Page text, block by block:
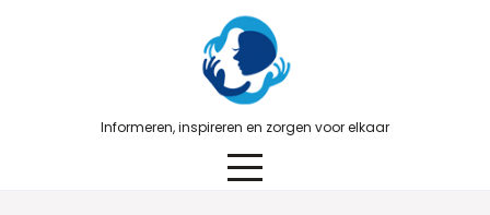
Informeren, inspireren en zorgen voor elkaar